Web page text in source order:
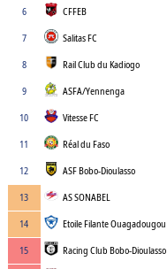
6
CFFEB
7
Salitas FC
8
Rail Club du Kadiogo
9
ASFA/Yennenga
10
Vitesse FC
11
Réal du Faso
12
ASF Bobo-Dioulasso
13
AS SONABEL
14
Etoile Filante Ouagadougou
15
Racing Club Bobo-Dioulasso